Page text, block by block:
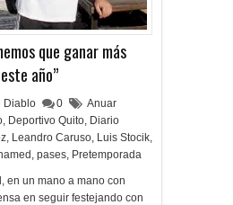
que ganar más
año”
Diablo 0
Anuar
, Deportivo Quito, Diario
, Leandro Caruso, Luis Stocik,
, pases, Pretemporada
en un mano a mano con
en seguir festejando con